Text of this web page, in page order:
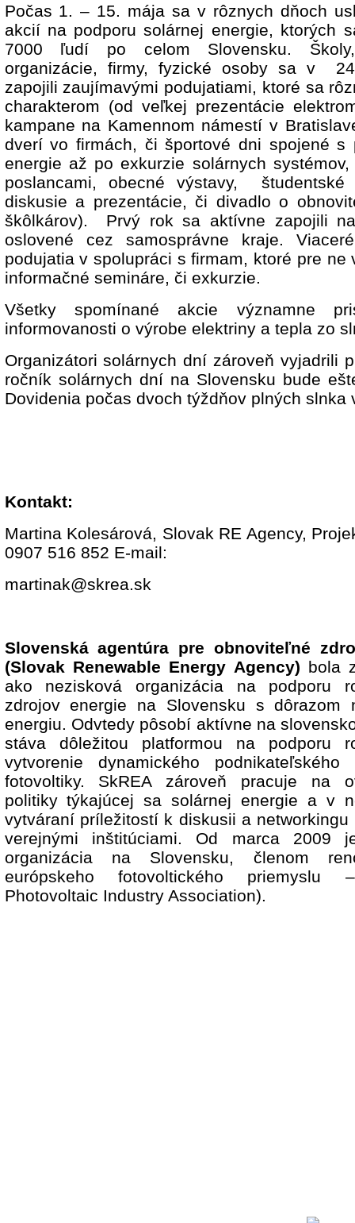
Počas 1. – 15. mája sa v rôznych dňoch
akcií na podporu solárnej energie, ktorých
7000 ľudí po celom Slovensku.
organizácie, firmy, fyzické osoby sa v
zapojili zaujímavými podujatiami, ktoré sa
charakterom (od veľkej prezentácie
kampane na Kamennom námestí v
dverí vo firmách, či športové dni spojené s
energie až po exkurzie solárnych
poslancami, obecné výstavy, študentské
diskusie a prezentácie, či divadlo o
škôlkárov). Prvý rok sa aktívne zapojili
oslovené cez samosprávne kraje.
podujatia v spolupráci s firmam, ktoré pre ne
informačné semináre, či exkurzie.
Všetky spomínané akcie významne
informovanosti o výrobe elektriny a tepla zo
Organizátori solárnych dní zároveň vyjadrili
ročník solárnych dní na Slovensku bude
Dovidenia počas dvoch týždňov plných slnka
Kontakt:
Martina Kolesárová, Slovak RE Agency,
0907 516 852 E-mail:
martinak@skrea.sk
Slovenská agentúra pre obnoviteľné
(Slovak Renewable Energy Agency) bola
ako nezisková organizácia na podporu
zdrojov energie na Slovensku s dôrazom
energiu. Odvtedy pôsobí aktívne na
stáva dôležitou platformou na podporu
vytvorenie dynamického
fotovoltiky. SkREA zároveň pracuje na
politiky týkajúcej sa solárnej energie a v
vytváraní príležitostí k diskusii a
verejnými inštitúciami. Od marca 2009
organizácia na Slovensku, členom
európskeho fotovoltického priemyslu
Photovoltaic Industry Association).